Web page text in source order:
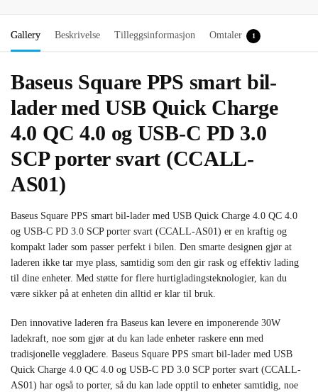
Gallery Beskrivelse Tilleggsinformasjon Omtaler 1
Baseus Square PPS smart bil-
lader med USB Quick Charge
4.0 QC 4.0 og USB-C PD 3.0
SCP porter svart (CCALL-
AS01)
Baseus Square PPS smart bil-lader med USB Quick Charge 4.0 QC 4.0
og USB-C PD 3.0 SCP porter svart (CCALL-AS01) er en kraftig og
kompakt lader som passer perfekt i bilen. Den smarte designen gjør at
laderen ikke tar mye plass, samtidig som den gir rask og effektiv lading
til dine enheter. Med støtte for flere hurtigladingsteknologier, kan du
være sikker på at enheten din alltid er klar til bruk.
Den innovative laderen fra Baseus kan levere en imponerende 30W
ladekraft, noe som gjør at du kan lade enheter raskere enn med
tradisjonelle veggladere. Baseus Square PPS smart bil-lader med USB
Quick Charge 4.0 QC 4.0 og USB-C PD 3.0 SCP porter svart (CCALL-
AS01) har også to porter, så du kan lade opptil to enheter samtidig, noe